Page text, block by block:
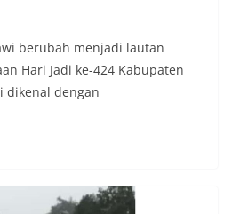
berubah menjadi lautan
Hari Jadi ke-424 Kabupaten
dikenal dengan